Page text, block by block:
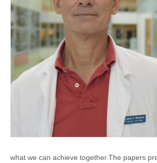
what we can achieve together.The papers